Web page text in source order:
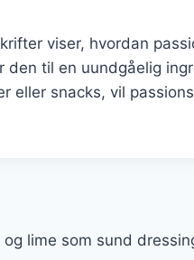
viser, hvordan
den til en uundgåelig
eller snacks, vil
lime som sund